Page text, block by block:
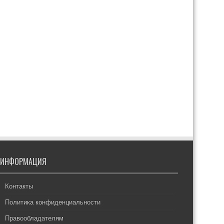
ИНФОРМАЦИЯ
Контакты
Политика конфиденциальности
Правообладателям